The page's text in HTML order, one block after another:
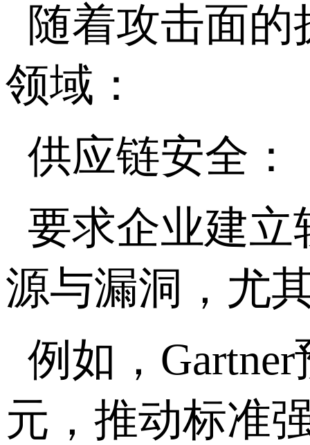
随着攻击面
领域：
供应链安全
要求企业建立
源与漏洞，尤
例如，
元，推动标准